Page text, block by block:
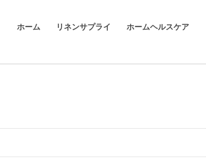
ホーム リネンサプライ ホームヘルスケア